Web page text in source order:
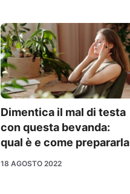
Dimentica il mal di testa
con questa bevanda:
qual è e come prepararla
18 AGOSTO 2022